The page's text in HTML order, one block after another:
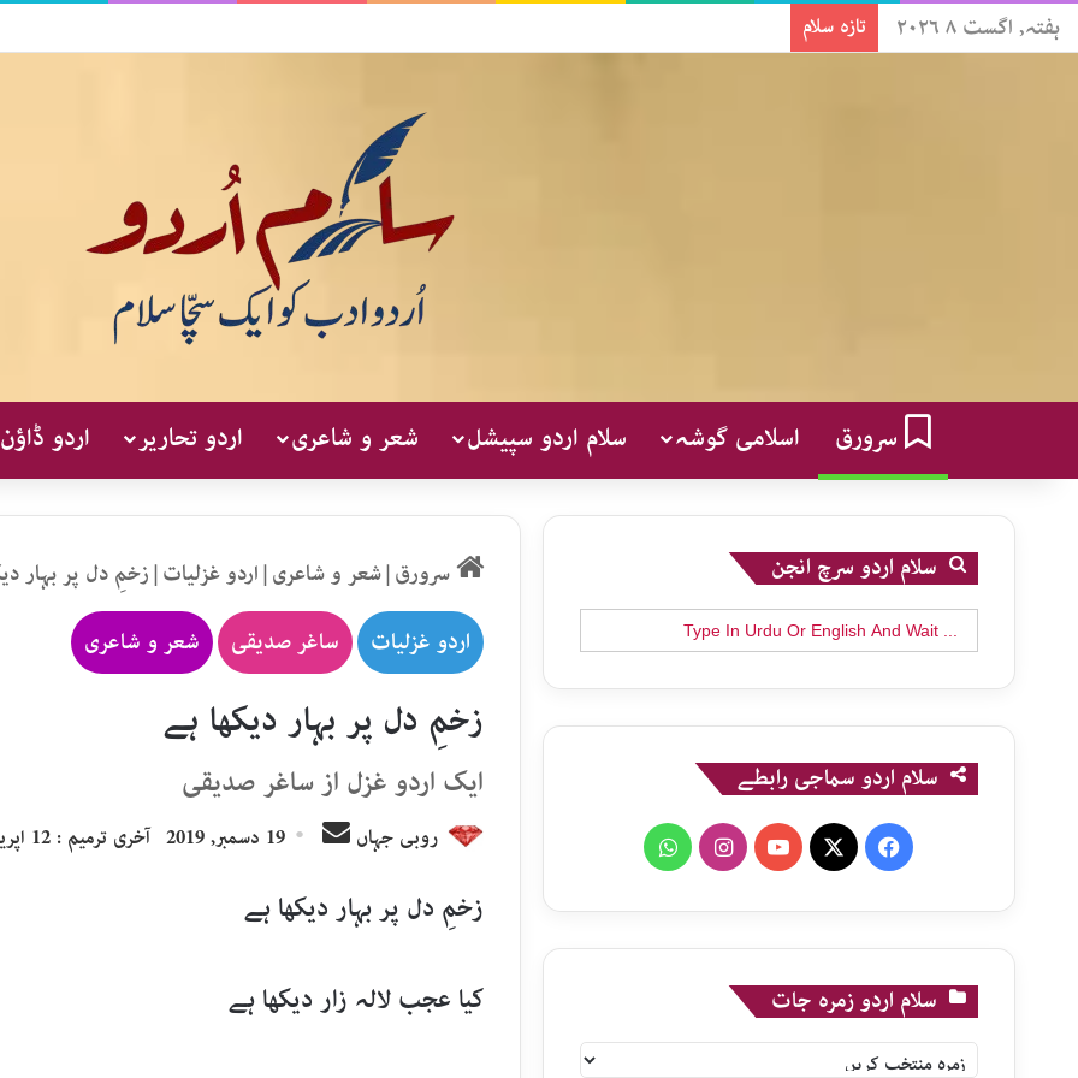
ہفتہ, اگست ۸ ۲۰۲۶ تازہ سلام
سرورق اسلامی گوشہ سلام اردو سپیشل شعر و شاعری اردو تحاریر اردو
سرورق|شعر و شاعری|اردو غزلیات|زخمِ دل پر بہار
اردو غزلیات ساغر صدیقی شعر و شاعری
زخمِ دل پر بہار دیکھا ہے
ایک اردو غزل از ساغر صدیقی
روبی جہاں
Send19 دسمبر, 2019 آخری ترمیم : 12 اپریل, 2020
زخمِ دل پر بہار دیکھا ہے
کیا عجب لالہ زار دیکھا ہے
سلام اردو سرچ انجن
Search
for:
سلام اردو سماجی رابطے
Facebook
X
YouTube
Instagram
WhatsApp
سلام اردو زمرہ جات
سلام